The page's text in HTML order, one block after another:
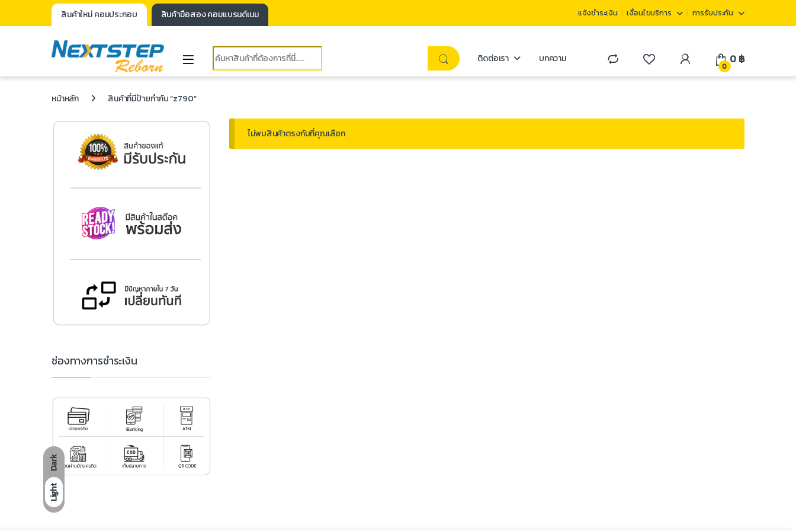
Dark
Light
สินค้าใหม่ คอมประกอบ สินค้ามือสอง คอมแบรนด์เนม แจ้งชำระเงิน เงื่อนไขบริการ การรับประกัน
ติดต่อเรา บทความ
0
0 ฿
หน้าหลัก สินค้าที่มีป้ายกำกับ “z790”
ไม่พบสินค้าตรงกับที่คุณเลือก
ช่องทางการชำระเงิน